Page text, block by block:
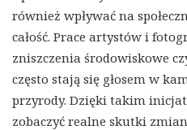
również wpływać na
całość. Prace artystów i
zniszczenia środowiskowe
często stają się głosem w
przyrody. Dzięki takim
zobaczyć realne skutki